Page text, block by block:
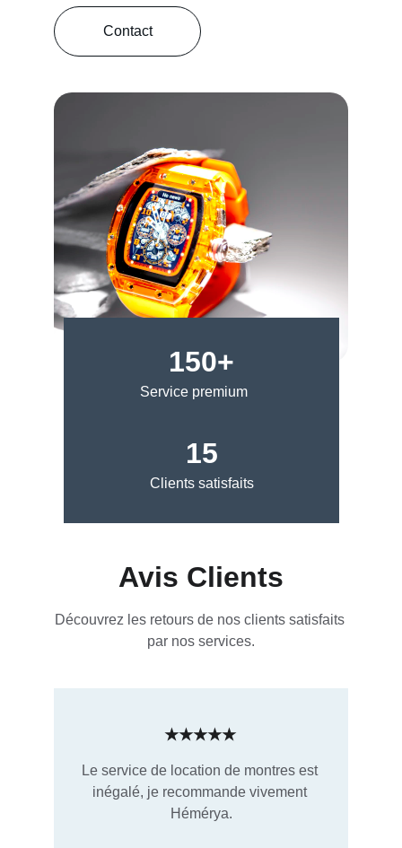
150+
15
Clients satisfaits
Service premium
Contact
Avis Clients
Découvrez les retours de nos clients satisfaits
par nos services.
Le service de location de montres est
inégalé, je recommande vivement
Hémérya.
★★★★★